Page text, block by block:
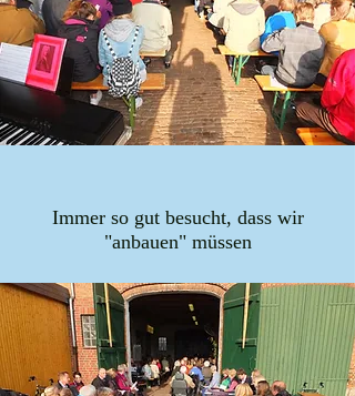
Immer so gut besucht, dass wir
"anbauen" müssen